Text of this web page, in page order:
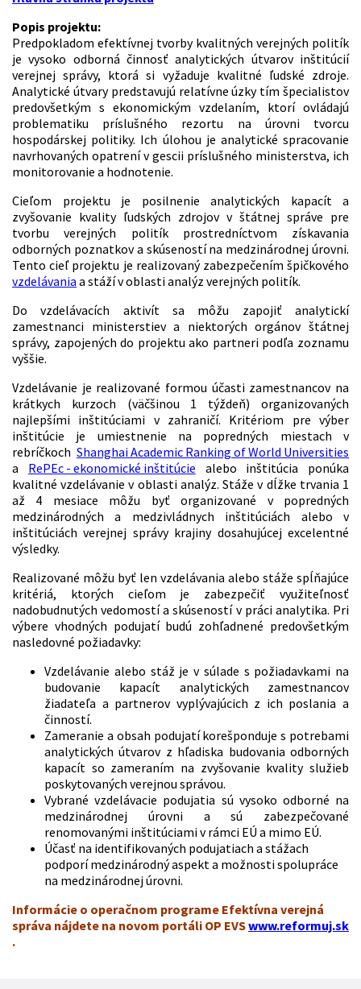
Popis projektu:
Predpokladom efektívnej tvorby kvalitných verejných politík
je vysoko odborná činnosť analytických útvarov inštitúcií
verejnej správy, ktorá si vyžaduje kvalitné ľudské zdroje.
Analytické útvary predstavujú relatívne úzky tím špecialistov
predovšetkým s ekonomickým vzdelaním, ktorí ovládajú
problematiku príslušného rezortu na úrovni tvorcu
hospodárskej politiky. Ich úlohou je analytické spracovanie
navrhovaných opatrení v gescii príslušného ministerstva, ich
monitorovanie a hodnotenie.
Cieľom projektu je posilnenie analytických kapacít a
zvyšovanie kvality ľudských zdrojov v štátnej správe pre
tvorbu verejných politík prostredníctvom získavania
odborných poznatkov a skúseností na medzinárodnej úrovni.
Tento cieľ projektu je realizovaný zabezpečením špičkového
vzdelávania a stáží v oblasti analýz verejných politík.
Do vzdelávacích aktivít sa môžu zapojiť analytickí
zamestnanci ministerstiev a niektorých orgánov štátnej
správy, zapojených do projektu ako partneri podľa zoznamu
vyššie.
Vzdelávanie je realizované formou účasti zamestnancov na
krátkych kurzoch (väčšinou 1 týždeň) organizovaných
najlepšími inštitúciami v zahraničí. Kritériom pre výber
inštitúcie je umiestnenie na popredných miestach v
rebríčkoch Shanghai Academic Ranking of World Universities
a RePEc - ekonomické inštitúcie alebo inštitúcia ponúka
kvalitné vzdelávanie v oblasti analýz. Stáže v dĺžke trvania 1
až 4 mesiace môžu byť organizované v popredných
medzinárodných a medzivládnych inštitúciách alebo v
inštitúciách verejnej správy krajiny dosahujúcej excelentné
výsledky.
Realizované môžu byť len vzdelávania alebo stáže spĺňajúce
kritériá, ktorých cieľom je zabezpečiť využiteľnosť
nadobudnutých vedomostí a skúseností v práci analytika. Pri
výbere vhodných podujatí budú zohľadnené predovšetkým
nasledovné požiadavky:
Vzdelávanie alebo stáž je v súlade s požiadavkami na
budovanie kapacít analytických zamestnancov
žiadateľa a partnerov vyplývajúcich z ich poslania a
činností.
Zameranie a obsah podujatí korešponduje s potrebami
analytických útvarov z hľadiska budovania odborných
kapacít so zameraním na zvyšovanie kvality služieb
poskytovaných verejnou správou.
Vybrané vzdelávacie podujatia sú vysoko odborné na
medzinárodnej úrovni a sú zabezpečované
renomovanými inštitúciami v rámci EÚ a mimo EÚ.
Účasť na identifikovaných podujatiach a stážach
podporí medzinárodný aspekt a možnosti spolupráce
na medzinárodnej úrovni.
Informácie o operačnom programe Efektívna verejná
správa nájdete na novom portáli OP EVSwww.reformuj.sk
.